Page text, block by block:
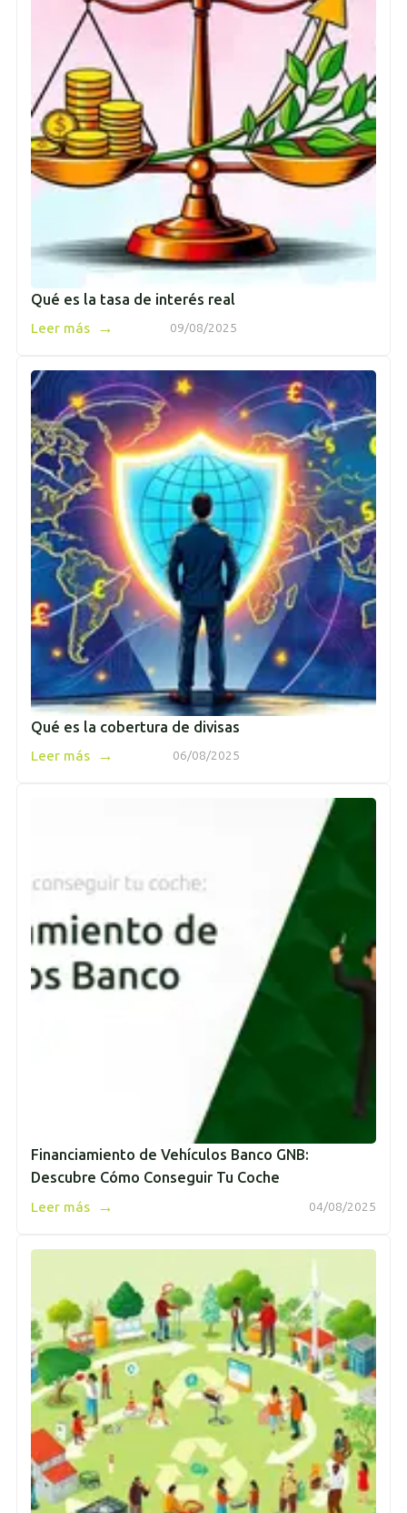
Qué es la tasa de interés real
09/08/2025
Leer más →
Qué es la cobertura de divisas
06/08/2025
Leer más →
Financiamiento de Vehículos Banco GNB:
Descubre Cómo Conseguir Tu Coche
04/08/2025
Leer más →